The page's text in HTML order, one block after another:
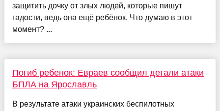
защитить дочку от злых людей, которые пишут
гадости, ведь она ещё ребёнок. Что думаю в этот
момент? ...
Погиб ребенок: Евраев сообщил детали атаки
БПЛА на Ярославль
В результате атаки украинских беспилотных